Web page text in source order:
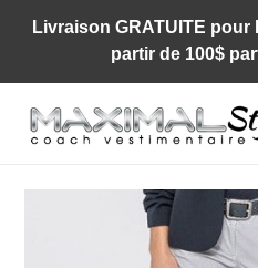
Livraison GRATUITE pour
partir de 100$